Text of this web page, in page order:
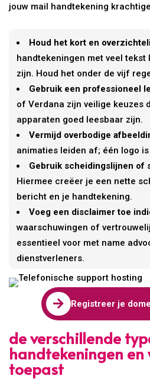
jouw mail handtekening
Houd het kort en
handtekeningen met veel tekst
zijn. Houd het onder de vijf
Gebruik een professioneel
of Verdana zijn veilige keuzes
apparaten goed leesbaar zijn.
Vermijd overbodige
animaties leiden af; één logo
Gebruik scheidingslijnen of
Hiermee creëer je een nette
bericht en je handtekening.
Voeg een disclaimer toe
waarschuwingen of
essentieel voor met name
dienstverleners.
 Registreer je
de verschillende
handtekeningen en
toepast